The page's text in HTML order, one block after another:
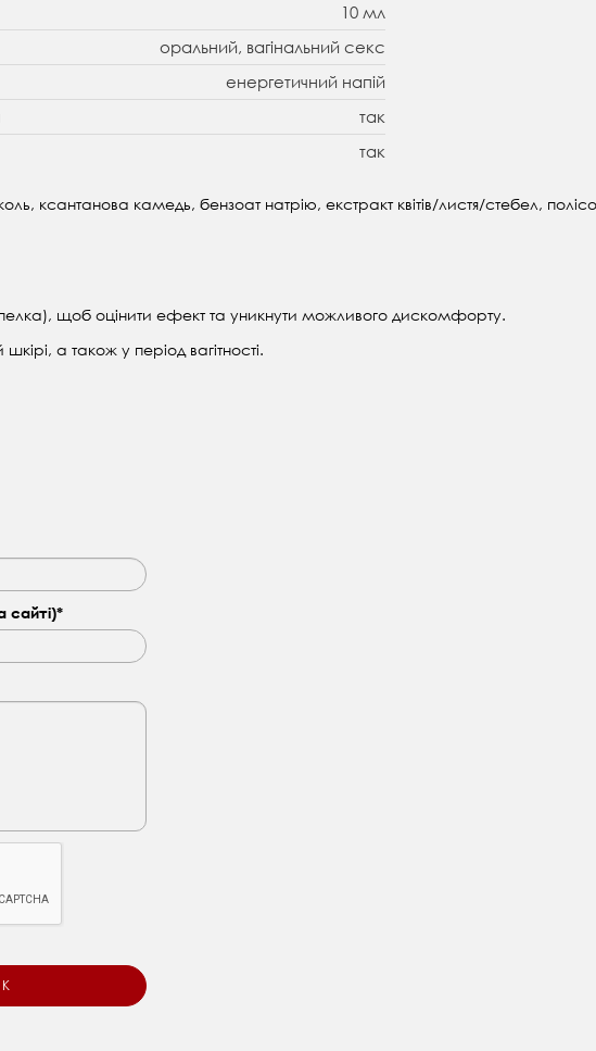
10 мл
оральний, вагінальний секс
енергетичний напій
так
так
ксантанова камедь, бензоат натрію, екстракт квітів/листя/стебел,
щоб оцінити ефект та уникнути можливого дискомфорту.
а також у період вагітності.
сайті)*